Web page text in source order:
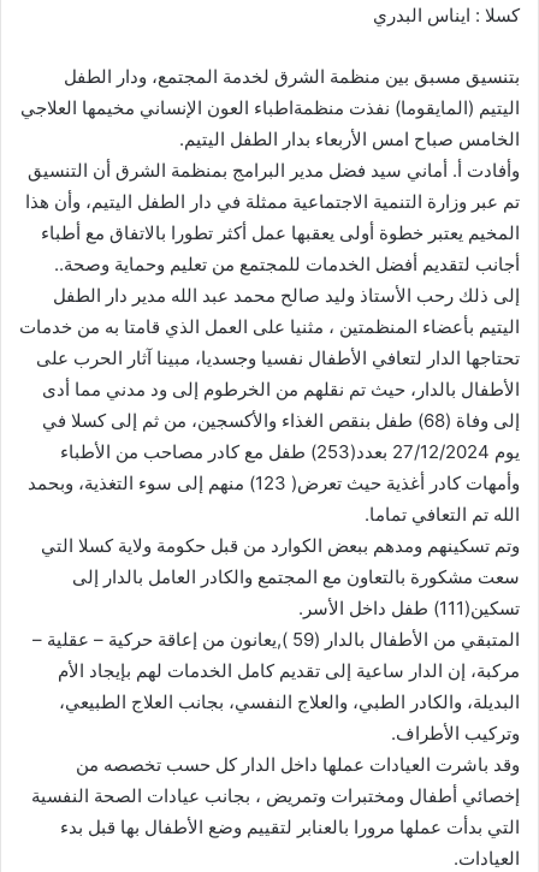
ا
كسلا : ايناس البدري
بتنسيق مسبق بين منظمة الشرق لخدمة المجتمع، ودار الطفل
اليتيم (المايقوما) نفذت منظمةاطباء العون الإنساني مخيمها العلاجي
الخامس صباح امس الأربعاء بدار الطفل اليتيم.
وأفادت أ. أماني سيد فضل مدير البرامج بمنظمة الشرق أن التنسيق
تم عبر وزارة التنمية الاجتماعية ممثلة في دار الطفل اليتيم، وأن هذا
المخيم يعتبر خطوة أولى يعقبها عمل أكثر تطورا بالاتفاق مع أطباء
أجانب لتقديم أفضل الخدمات للمجتمع من تعليم وحماية وصحة..
إلى ذلك رحب الأستاذ وليد صالح محمد عبد الله مدير دار الطفل
اليتيم بأعضاء المنظمتين ، مثنيا على العمل الذي قامتا به من خدمات
تحتاجها الدار لتعافي الأطفال نفسيا وجسديا، مبينا آثار الحرب على
الأطفال بالدار، حيث تم نقلهم من الخرطوم إلى ود مدني مما أدى
إلى وفاة (68) طفل بنقص الغذاء والأكسجين، من ثم إلى كسلا في
يوم 27/12/2024 بعدد(253) طفل مع كادر مصاحب من الأطباء
وأمهات كادر أغذية حيث تعرض( 123) منهم إلى سوء التغذية، وبحمد
الله تم التعافي تماما.
وتم تسكينهم ومدهم ببعض الكوارد من قبل حكومة ولاية كسلا التي
سعت مشكورة بالتعاون مع المجتمع والكادر العامل بالدار إلى
تسكين(111) طفل داخل الأسر.
المتبقي من الأطفال بالدار (59 ),يعانون من إعاقة حركية – عقلية –
مركبة، إن الدار ساعية إلى تقديم كامل الخدمات لهم بإيجاد الأم
البديلة، والكادر الطبي، والعلاج النفسي، بجانب العلاج الطبيعي،
وتركيب الأطراف.
وقد باشرت العيادات عملها داخل الدار كل حسب تخصصه من
إخصائي أطفال ومختبرات وتمريض ، بجانب عيادات الصحة النفسية
التي بدأت عملها مرورا بالعنابر لتقييم وضع الأطفال بها قبل بدء
العيادات.